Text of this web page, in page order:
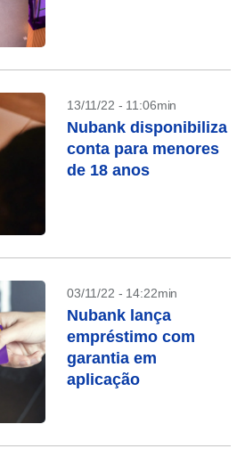
13/11/22 - 11:06min
Nubank disponibiliza
conta para menores
de 18 anos
03/11/22 - 14:22min
Nubank lança
empréstimo com
garantia em
aplicação